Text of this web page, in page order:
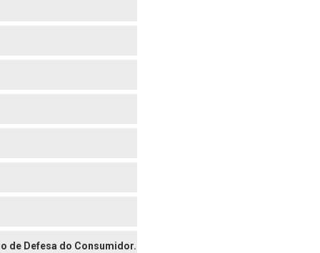
de Defesa do Consumidor.